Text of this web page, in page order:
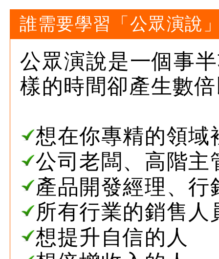
誰需要學習「公眾演說
公眾演說是一個事
樣的時間卻產生數
想在你專精的領域
公司老闆、高階主
產品開發經理、行
所有行業的銷售人
想提升自信的人